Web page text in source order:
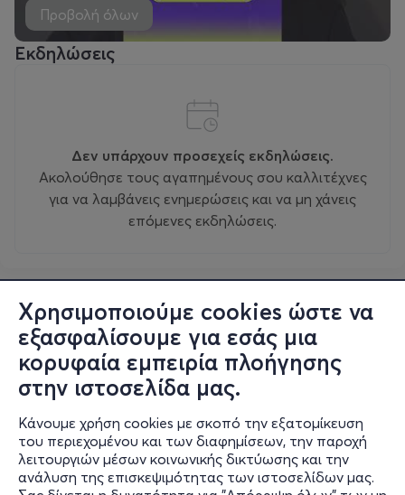
Χρησιμοποιούμε cookies ώστε να
εξασφαλίσουμε για εσάς μια
κορυφαία εμπειρία πλοήγησης
στην ιστοσελίδα μας.
Κάνουμε χρήση cookies με σκοπό την εξατομίκευση
του περιεχομένου και των διαφημίσεων, την παροχή
λειτουργιών μέσων κοινωνικής δικτύωσης και την
ανάλυση της επισκεψιμότητας των ιστοσελίδων μας.
Προβολή όλων
Εκδηλώσεις
Δεν υπάρχουν προσεχείς εκδηλώσεις.
Ακολούθησε τους αγαπημένους σου καλλιτέχνες
για να λαμβάνεις ενημερώσεις και να μη χάνεις
επόμενες εκδηλώσεις.